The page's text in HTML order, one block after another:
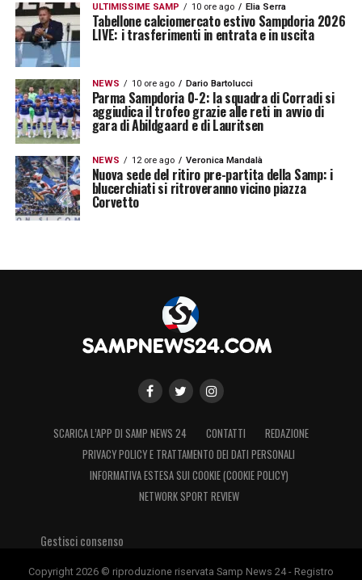
ULTIMISSIME SAMP 10 ore ago Elia Serra
Tabellone calciomercato estivo Sampdoria 2026
LIVE: i trasferimenti in entrata e in uscita
NEWS 10 ore ago Dario Bartolucci
Parma Sampdoria 0-2: la squadra di Corradi si
aggiudica il trofeo grazie alle reti in avvio di
gara di Abildgaard e di Lauritsen
NEWS 12 ore ago Veronica Mandalà
Nuova sede del ritiro pre-partita della Samp: i
blucerchiati si ritroveranno vicino piazza
Corvetto
SCARICA L’APP DI SAMP NEWS 24 CONTATTI
REDAZIONE
PRIVACY POLICY E TRATTAMENTO DEI DATI PERSONALI
INFORMATIVA ESTESA SUI COOKIE (COOKIE POLICY)
NETWORK SPORT REVIEW
Gestisci consenso
Copyright 2026 © riproduzione riservata Samp News 24 - Registro